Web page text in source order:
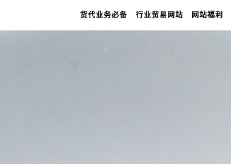
货代业务必备 行业贸易网站 网站福利